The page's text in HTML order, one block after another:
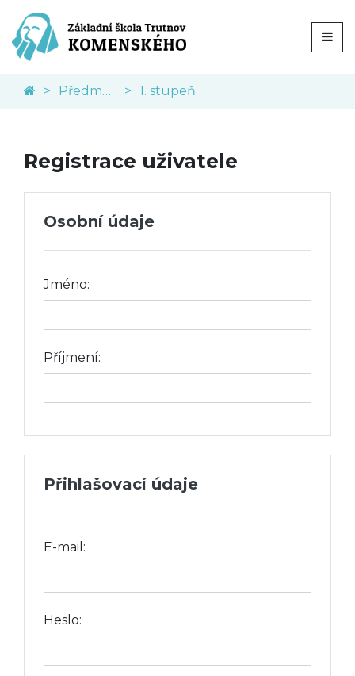
Předměty 1. stupeň
Registrace uživatele
Osobní údaje
Jméno:
Příjmení:
Přihlašovací údaje
E-mail:
Heslo: